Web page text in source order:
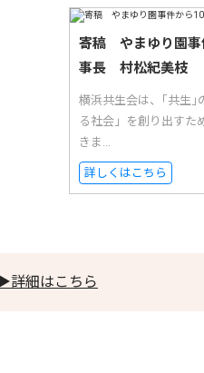
寄稿 やまゆり園
事長 村松紀美枝
横浜共生会は、｢共生｣
る社会」を創り出すた
きま...
詳しくはこちら
▶詳細はこちら